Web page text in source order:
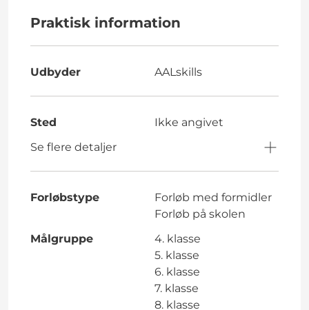
Praktisk information
Udbyder AALskills
Sted
Ikke angivet
Se flere detaljer
Forløbstype
Forløb med formidler
Forløb på skolen
Målgruppe
4. klasse
5. klasse
6. klasse
7. klasse
8. klasse